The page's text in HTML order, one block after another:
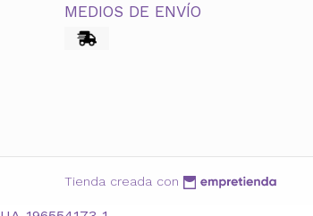
MEDIOS DE ENVÍO
Tienda creada con